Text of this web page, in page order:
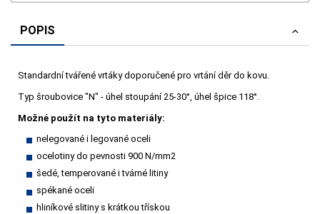
POPIS
Standardní tvářené vrtáky doporučené pro vrtání děr do kovu.
Typ šroubovice "N" - úhel stoupání 25-30°, úhel špice 118°.
Možné použít na tyto materiály:
nelegované i legované oceli
ocelotiny do pevnosti 900 N/mm2
šedé, temperované i tvárné litiny
spékané oceli
hliníkové slitiny s krátkou třískou